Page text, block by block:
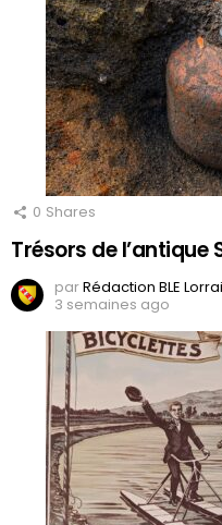
0 Shares
Trésors de l’antique
parRédaction BLE
3 semaines ago